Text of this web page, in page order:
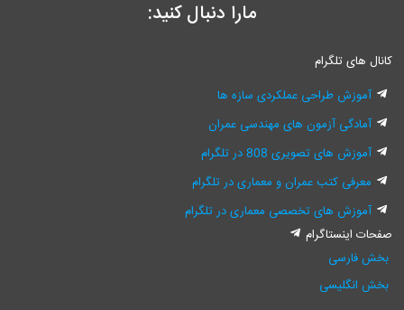
مارا دنبال کنید:
کانال های تلگرام
آموزش طراحی عملکردی سازه ها
آمادگی آزمون های مهندسی عمران
آموزش های تصویری 808 در تلگرام
معرفی کتب عمران و معماری در تلگرام
آموزش های تخصصی معماری در تلگرام
صفحات اینستاگرام
بخش فارسی
بخش انگلیسی